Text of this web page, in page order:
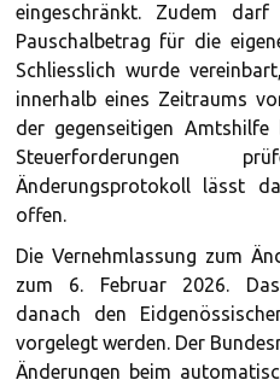
eingeschränkt. Zudem
Pauschalbetrag für die
Schliesslich wurde
innerhalb eines Zeitraums
der gegenseitigen
Steuerforderungen
Änderungsprotokoll lässt
offen.
Die Vernehmlassung zum
zum 6. Februar 2026.
danach den
vorgelegt werden. Der
Änderungen beim